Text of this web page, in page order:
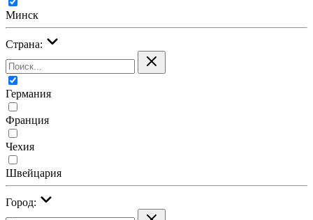
Минск
Страна:
Германия
Франция
Чехия
Швейцария
Город: